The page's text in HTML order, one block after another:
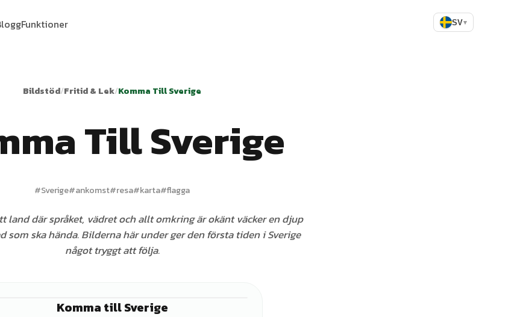
Funktioner SV▾
Bildstöd/Fritid & Lek/Komma Till Sverige
Till Sverige
#Sverige#ankomst#resa#karta#flagga
land där språket, vädret och allt omkring är okänt väcker en djup
som ska hända. Bilderna här under ger den första tiden i Sverige
något tryggt att följa.
Komma till Sverige